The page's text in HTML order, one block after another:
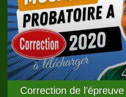
Correction de